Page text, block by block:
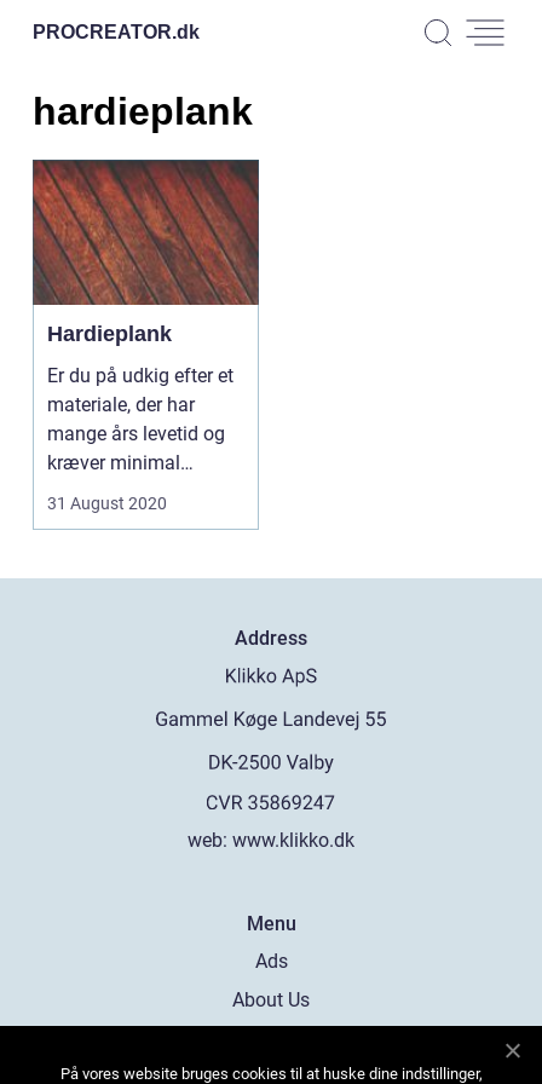
PROCREATOR.dk
hardieplank
Hardieplank
Er du på udkig efter et
materiale, der har
mange års levetid og
kræver minimal
vedligeholdelse? Så
31 August 2020
Address
web: www.klikko.dk
Menu
Ads
About Us
Contact
På vores website bruges cookies til at huske dine indstillinger,